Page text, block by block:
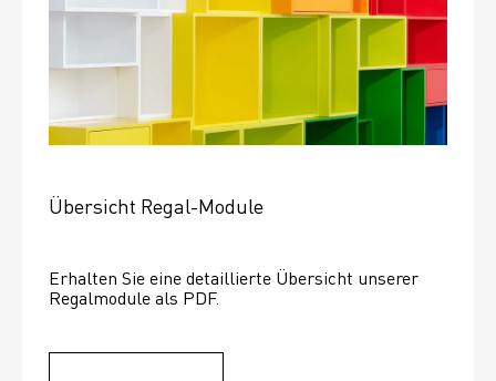
Übersicht Regal-Module
Erhalten Sie eine detaillierte Übersicht unserer
Regalmodule als PDF.